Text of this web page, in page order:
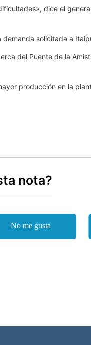
dice el
solicitada a
del Puente de la
producción en la
nota?